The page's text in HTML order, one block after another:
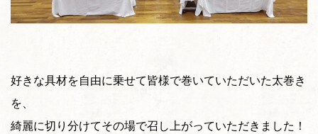
好きな具材を自由に乗せて皆様で巻いていただいた太巻き
を、
綺麗に切り分けてその場で召し上がっていただきました！